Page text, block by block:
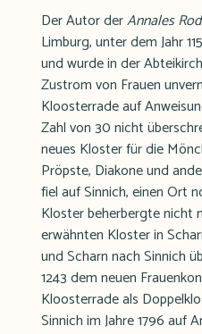
Der Autor derAnnales
Limburg, unter dem Jahr
und wurde in der
Zustrom von Frauen
Kloosterrade auf
Zahl von 30 nicht
neues Kloster für die
Pröpste, Diakone und
fiel auf Sinnich, einen Ort
Kloster beherbergte nicht
erwähnten Kloster in
und Scharn nach Sinnich
1243 dem neuen
Kloosterrade als
Sinnich im Jahre 1796 auf